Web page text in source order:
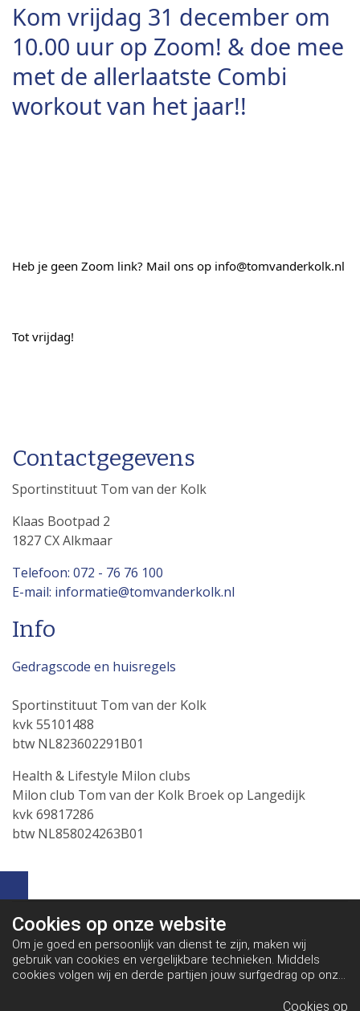
Kom vrijdag 31 december om
10.00 uur op Zoom! & doe mee
met de allerlaatste Combi
workout van het jaar!!
Heb je geen Zoom link? Mail ons op info@tomvanderkolk.nl
Tot vrijdag!
Contactgegevens
Sportinstituut Tom van der Kolk
Klaas Bootpad 2
1827 CX Alkmaar
Telefoon: 072 - 76 76 100
E-mail: informatie@tomvanderkolk.nl
Info
Gedragscode en huisregels
Sportinstituut Tom van der Kolk
kvk 55101488
btw NL823602291B01
Health & Lifestyle Milon clubs
Milon club Tom van der Kolk Broek op Langedijk
kvk 69817286
btw NL858024263B01
Cookies op onze website
Om je goed en persoonlijk van dienst te zijn, maken wij
gebruik van cookies en vergelijkbare technieken. Middels
cookies volgen wij en derde partijen jouw surfgedrag op onze
en dit maakt het voor jou mogelijk om informatie te delen via
Cookies op